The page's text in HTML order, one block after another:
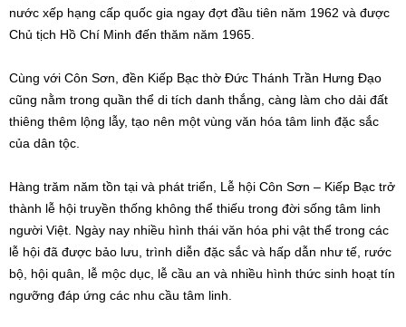
nước xếp hạng cấp quốc gia ngay đợt đầu tiên năm 1962 và được
Chủ tịch Hồ Chí Minh đến thăm năm 1965.
Cùng với Côn Sơn, đền Kiếp Bạc thờ Đức Thánh Trần Hưng Đạo
cũng nằm trong quần thể di tích danh thắng, càng làm cho dải đất
thiêng thêm lộng lẫy, tạo nên một vùng văn hóa tâm linh đặc sắc
của dân tộc.
Hàng trăm năm tồn tại và phát triển, Lễ hội Côn Sơn – Kiếp Bạc trở
thành lễ hội truyền thống không thể thiếu trong đời sống tâm linh
người Việt. Ngày nay nhiều hình thái văn hóa phi vật thể trong các
lễ hội đã được bảo lưu, trình diễn đặc sắc và hấp dẫn như tế, rước
bộ, hội quân, lễ mộc dục, lễ cầu an và nhiều hình thức sinh hoạt tín
ngưỡng đáp ứng các nhu cầu tâm linh.